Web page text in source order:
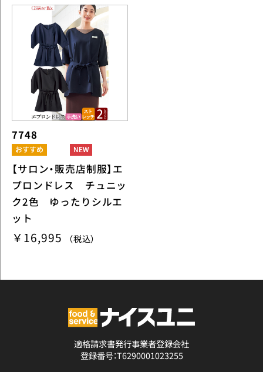
7748
【サロン・販売店制服】エ
プロンドレス チュニッ
ク2色 ゆったりシルエ
ット
￥16,995 （税込）
適格請求書発行事業者登録会社
登録番号：T6290001023255